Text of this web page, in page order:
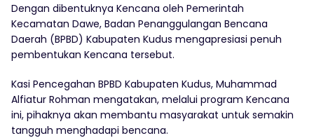
Dengan dibentuknya Kencana oleh Pemerintah
Kecamatan Dawe, Badan Penanggulangan Bencana
Daerah (BPBD) Kabupaten Kudus mengapresiasi penuh
pembentukan Kencana tersebut.
Kasi Pencegahan BPBD Kabupaten Kudus, Muhammad
Alfiatur Rohman mengatakan, melalui program Kencana
ini, pihaknya akan membantu masyarakat untuk semakin
tangguh menghadapi bencana.